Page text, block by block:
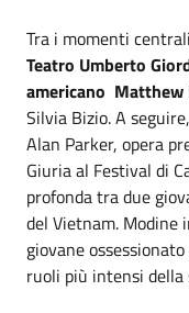
Tra i momenti
Teatro Umberto
americano Matthew
Silvia Bizio. A
Alan Parker, opera
Giuria al Festival di
profonda tra due
del Vietnam.
giovane
ruoli più intensi